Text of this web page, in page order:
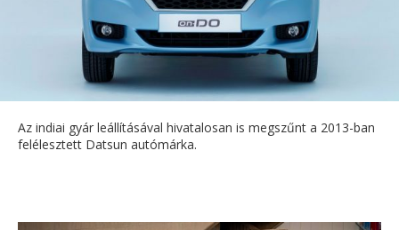
Az indiai gyár leállításával hivatalosan is megszűnt a 2013-ban
felélesztett Datsun autómárka.